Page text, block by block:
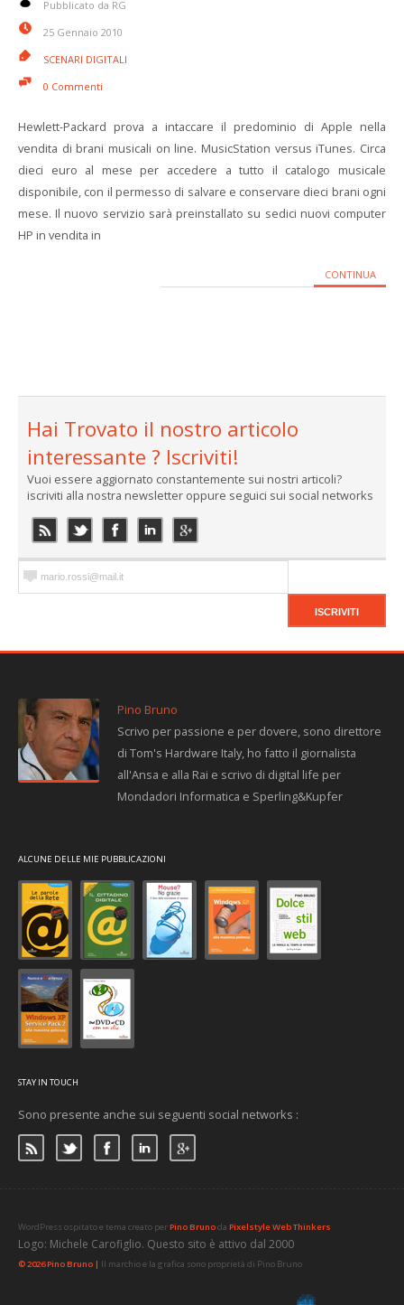
Pubblicato da RG
25 Gennaio 2010
SCENARI DIGITALI
0 Commenti
Hewlett-Packard prova a intaccare il predominio di Apple nella
vendita di brani musicali on line. MusicStation versus iTunes. Circa
dieci euro al mese per accedere a tutto il catalogo musicale
disponibile, con il permesso di salvare e conservare dieci brani ogni
mese. Il nuovo servizio sarà preinstallato su sedici nuovi computer
HP in vendita in
CONTINUA
Hai Trovato il nostro articolo
interessante ? Iscriviti!
Vuoi essere aggiornato constantemente sui nostri articoli?
iscriviti alla nostra newsletter oppure seguici sui social networks
Pino Bruno
Scrivo per passione e per dovere, sono direttore
di Tom's Hardware Italy, ho fatto il giornalista
all'Ansa e alla Rai e scrivo di digital life per
Mondadori Informatica e Sperling&Kupfer
ALCUNE DELLE MIE PUBBLICAZIONI
STAY IN TOUCH
Sono presente anche sui seguenti social networks :
WordPress ospitato e tema creato perPino Brunoda Pixelstyle Web Thinkers
Logo: Michele Carofiglio. Questo sito è attivo dal 2000
© 2026 Pino Bruno | Il marchio e la grafica sono proprietà di Pino Bruno